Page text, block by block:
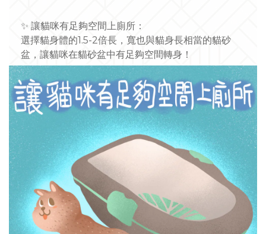
✨ 讓貓咪有足夠空間上廁所：
選擇貓身體的1.5-2倍長，寬也與貓身長相當的貓砂
盆 ，讓貓咪在貓砂盆中有足夠空間轉身！